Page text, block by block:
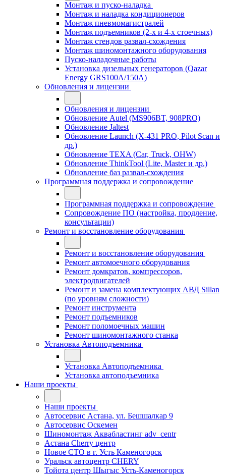
Монтаж и пуско-наладка
Монтаж и наладка кондиционеров
Монтаж пневмомагистралей
Монтаж подъемников (2-х и 4-х стоечных)
Монтаж стендов развал-схождения
Монтаж шиномонтажного оборудования
Пуско-наладочные работы
Установка дизельных генераторов (Qazar
Energy GRS100A/150A)
Обновления и лицензии
Обновления и лицензии
Обновление Autel (MS906BT, 908PRO)
Обновление Jaltest
Обновление Launch (X-431 PRO, Pilot Scan и
др.)
Обновление TEXA (Car, Truck, OHW)
Обновление ThinkTool (Lite, Master и др.)
Обновление баз развал-схождения
Программная поддержка и сопровождение
Программная поддержка и сопровождение
Сопровождение ПО (настройка, продление,
консультации)
Ремонт и восстановление оборудования
Ремонт и восстановление оборудования
Ремонт автомоечного оборудования
Ремонт домкратов, компрессоров,
электродвигателей
Ремонт и замена комплектующих АВД Sillan
(по уровням сложности)
Ремонт инструмента
Ремонт подъемников
Ремонт поломоечных машин
Ремонт шиномонтажного станка
Установка Автоподъемника
Установка Автоподъемника
Установка автоподъемника
Наши проекты
Наши проекты
Автосервис Астана, ул. Бешшалкар 9
Автосервис Оскемен
Шиномонтаж Аквабластинг adv_centr
Астана Cherry центр
Новое СТО в г. Усть Каменогорск
Уральск автоцентр CHERY
Тойота центр Шыгыс Усть-Каменогорск